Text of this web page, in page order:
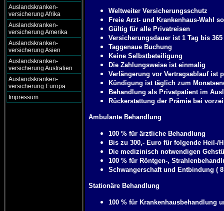
Auslandskranken-
versicherung Afrika
Auslandskranken-
versicherung Amerika
Auslandskranken-
versicherung Asien
Auslandskranken-
versicherung Australien
Auslandskranken-
versicherung Europa
Impressum
Weltweiter Versicherungsschutz
Freie Arzt- und Krankenhaus-Wahl
Gültig für alle Privatreisen
Versicherungsdauer ist 1 Tag bis 365
Taggenaue Buchung
Keine Selbstbeteiligung
Die Zahlungsweise ist einmalig
Verlängerung vor Vertragsablauf ist
Kündigung ist täglich zum
Behandlung als Privatpatient im
Rückerstattung der Prämie bei
Ambulante Behandlung
100 % für ärztliche Behandlung
Bis zu 300,- Euro für folgende Heil-/
Die medizinisch notwendigen
100 % für Röntgen-,
Schwangerschaft und Entbindung (
Stationäre Behandlung
100 % für Krankenhausbehandlung